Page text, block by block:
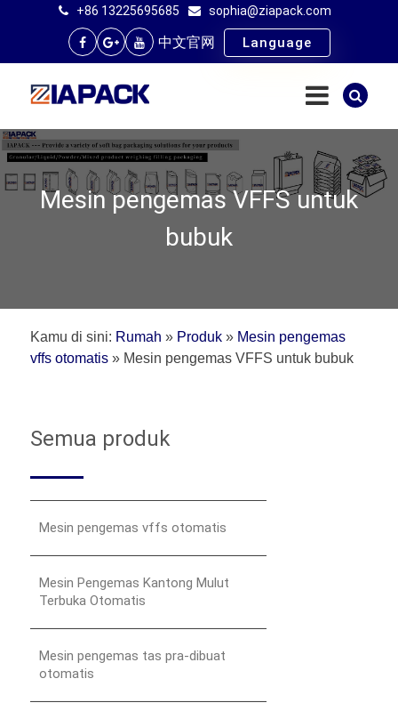
+86 13225695685 sophia@ziapack.com
中文官网 Language
Mesin pengemas VFFS untuk
bubuk
Kamu di sini: Rumah » Produk » Mesin pengemas
vffs otomatis » Mesin pengemas VFFS untuk bubuk
Semua produk
Mesin pengemas vffs otomatis
Mesin Pengemas Kantong Mulut
Terbuka Otomatis
Mesin pengemas tas pra-dibuat
otomatis